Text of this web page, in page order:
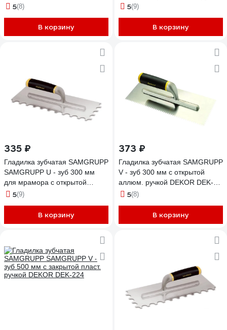
5(8)
В корзину
DEK-221
5(9)
В корзину
335 ₽
Гладилка зубчатая SAMGRUPP
SAMGRUPP U - зуб 300 мм
для мрамора с открытой
аллюм. ручкой DEKOR DEK-
5(9)
В корзину
373 ₽
Гладилка зубчатая SAMGRUPP
V - зуб 300 мм с открытой
аллюм. ручкой DEKOR DEK-
520
5(8)
В корзину